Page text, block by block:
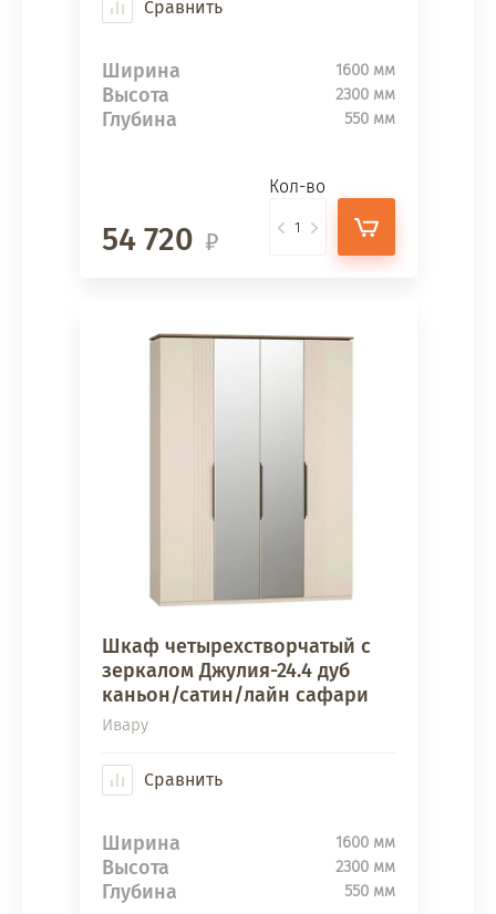
Сравнить
Ширина 1600 мм
Высота 2300 мм
Глубина 550 мм
54 720
Кол-во
Шкаф четырехстворчатый с
зеркалом Джулия-24.4 дуб
каньон/сатин/лайн сафари
Ивару
Сравнить
Ширина 1600 мм
Высота 2300 мм
Глубина 550 мм